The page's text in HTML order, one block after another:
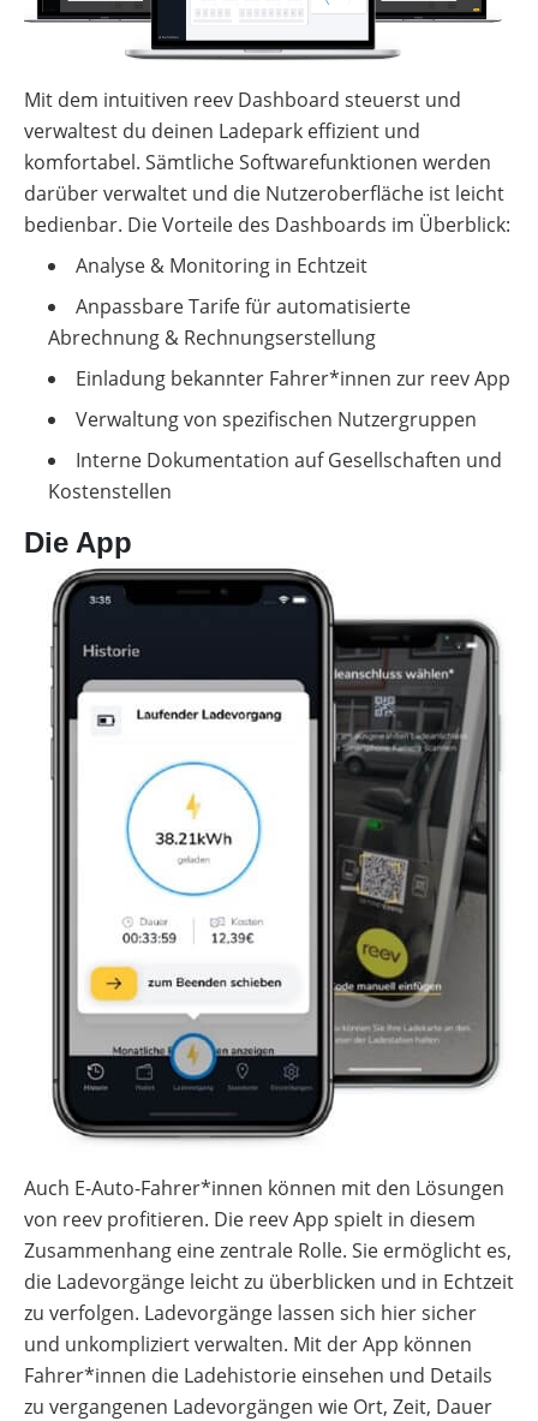
Mit dem intuitiven reev Dashboard steuerst und
verwaltest du deinen Ladepark effizient und
komfortabel. Sämtliche Softwarefunktionen werden
darüber verwaltet und die Nutzeroberfläche ist leicht
bedienbar. Die Vorteile des Dashboards im Überblick:
Analyse & Monitoring in Echtzeit
Anpassbare Tarife für automatisierte
Abrechnung & Rechnungserstellung
Einladung bekannter Fahrer*innen zur reev App
Verwaltung von spezifischen Nutzergruppen
Interne Dokumentation auf Gesellschaften und
Kostenstellen
Die App
Auch E-Auto-Fahrer*innen können mit den Lösungen
von reev profitieren. Die reev App spielt in diesem
Zusammenhang eine zentrale Rolle. Sie ermöglicht es,
die Ladevorgänge leicht zu überblicken und in Echtzeit
zu verfolgen. Ladevorgänge lassen sich hier sicher
und unkompliziert verwalten. Mit der App können
Fahrer*innen die Ladehistorie einsehen und Details
zu vergangenen Ladevorgängen wie Ort, Zeit, Dauer